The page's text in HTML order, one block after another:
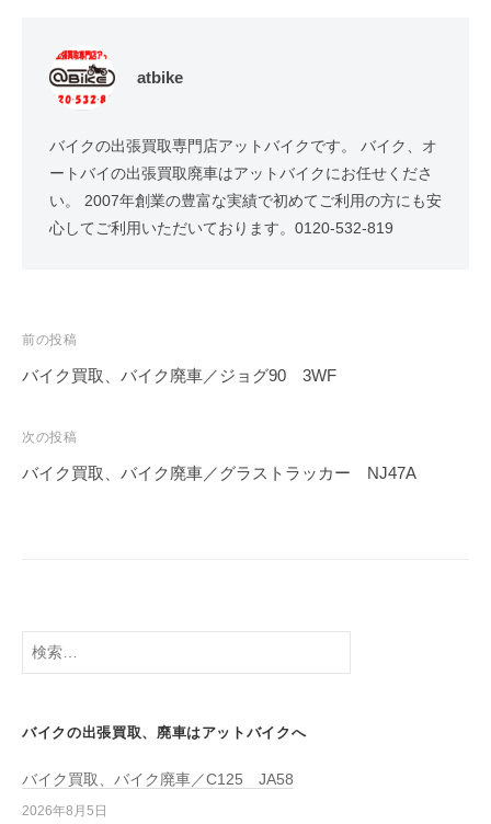
atbike
バイクの出張買取専門店アットバイクです。 バイク、オ
ートバイの出張買取廃車はアットバイクにお任せくださ
い。 2007年創業の豊富な実績で初めてご利用の方にも安
心してご利用いただいております。0120-532-819
前の投稿
バイク買取、バイク廃車／ジョグ90 3WF
次の投稿
バイク買取、バイク廃車／グラストラッカー NJ47A
バイクの出張買取、廃車はアットバイクへ
バイク買取、バイク廃車／C125 JA58
2026年8月5日